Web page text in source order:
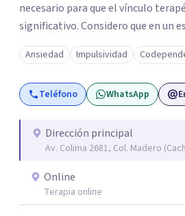
necesario para que el vínculo
significativo. Considero que en un
puede sentirse acompañado y
mirar con honestidad cómo nos
repite, qué duele, y qué puede
consultorio hay lugar para todo:
escuchada. Si pudiste conectar con
mándame un mensaje y
Ansiedad Impulsividad
Teléfono WhatsApp
Dirección principal
Av. Colima 2681, Col. Madero
Online
Terapia online